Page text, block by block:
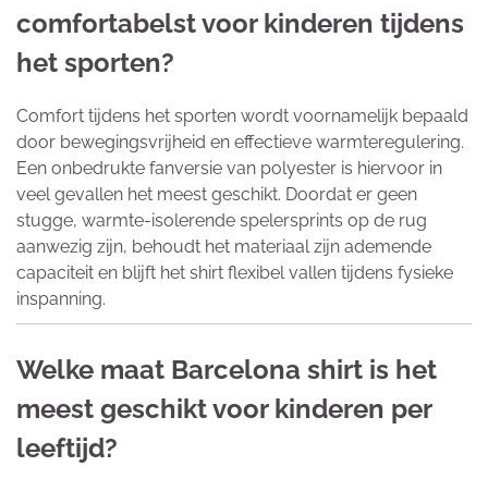
comfortabelst voor kinderen tijdens
het sporten?
Comfort tijdens het sporten wordt voornamelijk bepaald
door bewegingsvrijheid en effectieve warmteregulering.
Een onbedrukte fanversie van polyester is hiervoor in
veel gevallen het meest geschikt. Doordat er geen
stugge, warmte-isolerende spelersprints op de rug
aanwezig zijn, behoudt het materiaal zijn ademende
capaciteit en blijft het shirt flexibel vallen tijdens fysieke
inspanning.
Welke maat Barcelona shirt is het
meest geschikt voor kinderen per
leeftijd?